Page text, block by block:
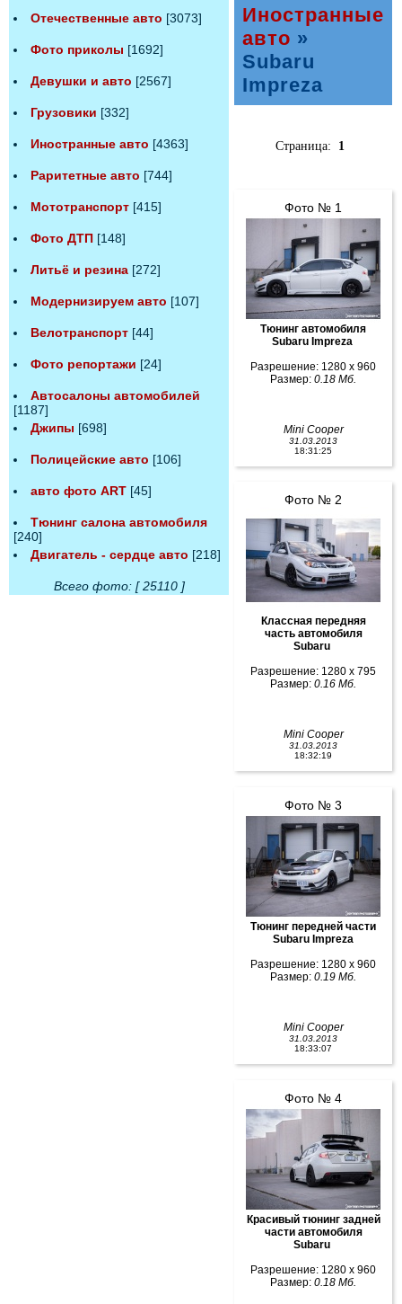
Отечественные авто [3073]
Фото приколы [1692]
Девушки и авто [2567]
Грузовики [332]
Иностранные авто [4363]
Раритетные авто [744]
Мототранспорт [415]
Фото ДТП [148]
Литьё и резина [272]
Модернизируем авто [107]
Велотранспорт [44]
Фото репортажи [24]
Автосалоны автомобилей
[1187]
Джипы [698]
Полицейские авто [106]
авто фото ART [45]
Тюнинг салона автомобиля
[240]
Двигатель - сердце авто [218]
Всего фото: [ 25110 ]
Иностранные
авто »
Subaru
Impreza
Страница: 1
Фото № 1
Тюнинг автомобиля
Subaru Impreza
Разрешение: 1280 x 960
Размер: 0.18 Мб.
Mini Cooper
31.03.2013
18:31:25
Фото № 2
Классная передняя
часть автомобиля
Subaru
Разрешение: 1280 x 795
Размер: 0.16 Мб.
Mini Cooper
31.03.2013
18:32:19
Фото № 3
Тюнинг передней части
Subaru Impreza
Разрешение: 1280 x 960
Размер: 0.19 Мб.
Mini Cooper
31.03.2013
18:33:07
Фото № 4
Красивый тюнинг задней
части автомобиля
Subaru
Разрешение: 1280 x 960
Размер: 0.18 Мб.